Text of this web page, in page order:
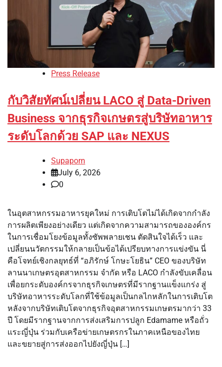
Press Release
กับวิสัยทัศน์เปลี่ยน LACO สู่ Data-Driven
Business จากธุรกิจเกษตรสู่บริษัทอาหาร
ระดับโลกด้วย SAP และ NEXUS
Supaporn
July 6, 2026
0
ในอุตสาหกรรมอาหารยุคใหม่ การเติบโตไม่ได้เกิดจากกำลัง
การผลิตเพียงอย่างเดียว แต่เกิดจากความสามารถขององค์กร
ในการเชื่อมโยงข้อมูลทั้งซัพพลายเชน ตัดสินใจได้เร็ว และ
เปลี่ยนนวัตกรรมให้กลายเป็นข้อได้เปรียบทางการแข่งขัน นี่
คือโจทย์เชิงกลยุทธ์ที่ “อภิรักษ์ โกษะโยธิน” CEO ของบริษัท
ลานนาเกษตรอุตสาหกรรม จำกัด หรือ LACO กำลังขับเคลื่อน
เพื่อยกระดับองค์กรจากธุรกิจเกษตรที่มีรากฐานแข็งแกร่ง สู่
บริษัทอาหารระดับโลกที่ใช้ข้อมูลเป็นกลไกหลักในการเติบโต
หลังจากบริษัทเติบโตจากธุรกิจอุตสาหกรรมเกษตรมากว่า 33
ปี โดยมีรากฐานจากการส่งเสริมการปลูก Edamame หรือถั่ว
แระญี่ปุ่น ร่วมกับเครือข่ายเกษตรกรในภาคเหนือของไทย
และขยายสู่การส่งออกไปยังญี่ปุ่น […]